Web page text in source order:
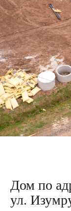
Участки для дачи
6 соток
7 соток
8 соток
10 соток
Посёлки
Тихие Зори-2
Новый-2
Новая Зоренька
3D-аэротуры посёлков
Бани
Акции
Новости
Контакты